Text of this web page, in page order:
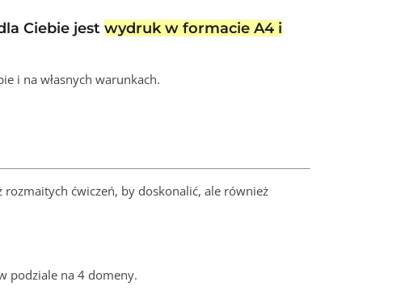
Ciebie jestwydruk w formacie A4 i
i na własnych warunkach.
ćwiczeń, by doskonalić, ale również
podziale na 4 domeny.